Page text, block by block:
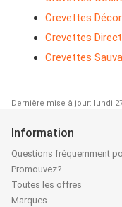
Crevettes
Crevettes Direct
Crevettes
Dernière mise à jour: lundi
Information
Questions fréquemment
Promouvez?
Toutes les offres
Marques